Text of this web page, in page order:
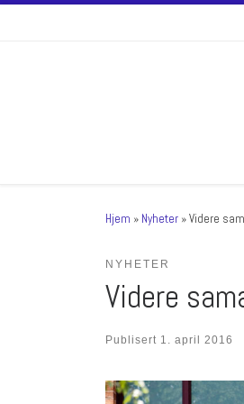
Hjem » Nyheter »Videre
NYHETER
Videre
Publisert 1. april 2016